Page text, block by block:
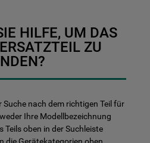
HILFE, UM DAS
ZU
Suche nach dem richtigen Teil für
Ihre Modellbezeichnung
Teils oben in der Suchleiste
die Gerätekategorien oben